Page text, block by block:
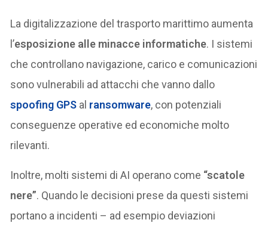
La digitalizzazione del trasporto marittimo aumenta
l’esposizione alle minacce informatiche. I sistemi
che controllano navigazione, carico e comunicazioni
sono vulnerabili ad attacchi che vanno dallo
spoofing GPS al ransomware, con potenziali
conseguenze operative ed economiche molto
rilevanti.
Inoltre, molti sistemi di AI operano come “scatole
nere”. Quando le decisioni prese da questi sistemi
portano a incidenti – ad esempio deviazioni